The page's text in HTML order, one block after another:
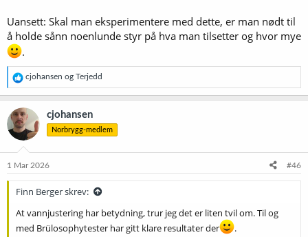
Uansett: Skal man eksperimentere med dette, er man nødt til
å holde sånn noenlunde styr på hva man tilsetter og hvor mye
.
R
e
a
k
s
j
o
e
cjohansen og Terjedd
cjohansen
Norbrygg-medlem
1 Mar 2026 #46
Finn Berger skrev:
At vannjustering har betydning, trur jeg det er liten tvil om. Til og
med Brülosophytester har gitt klare resultater der
.